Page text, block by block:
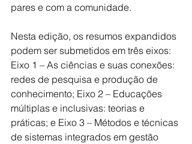
pares e com a comunidade.
Nesta edição, os resumos expandidos
podem ser submetidos em três eixos:
Eixo 1 – As ciências e suas conexões:
redes de pesquisa e produção de
conhecimento; Eixo 2 – Educações
múltiplas e inclusivas: teorias e
práticas; e Eixo 3 – Métodos e técnicas
de sistemas integrados em gestão